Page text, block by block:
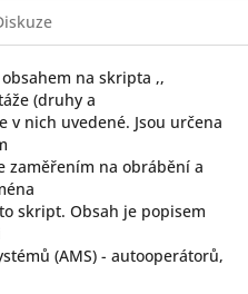
na skripta ,,
(druhy a
v nich uvedené. Jsou určena
zaměřením na obrábění a
skript. Obsah je popisem
(AMS) - autooperátorů,